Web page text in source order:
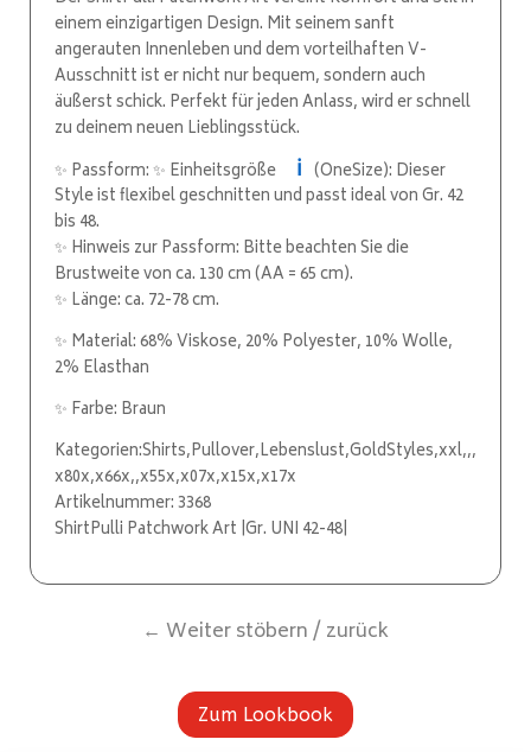
einem einzigartigen Design. Mit seinem sanft
angerauten Innenleben und dem vorteilhaften V-
Ausschnitt ist er nicht nur bequem, sondern auch
äußerst schick. Perfekt für jeden Anlass, wird er schnell
zu deinem neuen Lieblingsstück.
✨ Passform: ✨ Einheitsgröße
ℹ️ (OneSize): Dieser
Style ist flexibel geschnitten und passt ideal von Gr. 42
bis 48.
✨ Hinweis zur Passform: Bitte beachten Sie die
Brustweite von ca. 130 cm (AA = 65 cm).
✨ Länge: ca. 72-78 cm.
✨ Material: 68% Viskose, 20% Polyester, 10% Wolle,
2% Elasthan
✨ Farbe: Braun
Kategorien:Shirts,Pullover,Lebenslust,GoldStyles,xxl,,,
x80x,x66x,,x55x,x07x,x15x,x17x
Artikelnummer: 3368
ShirtPulli Patchwork Art |Gr. UNI 42-48|
← Weiter stöbern / zurück
Zum Lookbook